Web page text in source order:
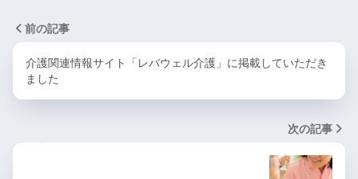
前の記事
介護関連情報サイト「レバウェル介護」に掲載していただき
ました
次の記事